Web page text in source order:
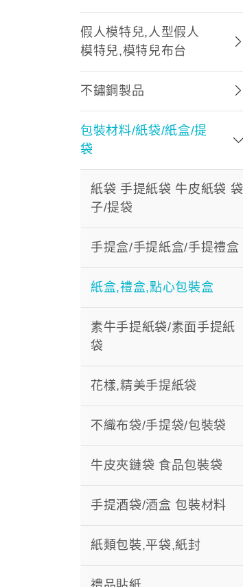
假人模特兒,人型假人
模特兒,模特兒布台
不鏽鋼製品
包裝材料/紙袋/紙盒/提
袋
紙袋 手提紙袋 牛皮紙袋 袋
子/提袋
手提盒/手提紙盒/手提禮盒
紙盒,禮盒,點心包裝盒
素牛手提紙袋/素面手提紙
袋
花樣,精美手提紙袋
不織布袋/手提袋/包裝袋
牛皮夾鏈袋 食品包裝袋
手提酒袋/酒盒 包裝材料
紙類包裝,平袋,紙封